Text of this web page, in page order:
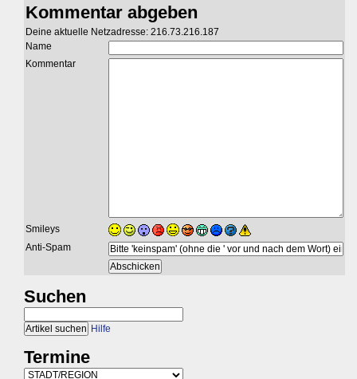
Kommentar abgeben
Deine aktuelle Netzadresse: 216.73.216.187
Name
Kommentar
Smileys
Anti-Spam
Suchen
Hilfe
Termine